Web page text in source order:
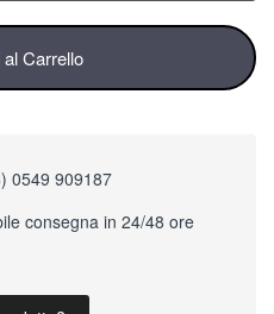
Carrello
0549 909187
consegna in 24/48 ore